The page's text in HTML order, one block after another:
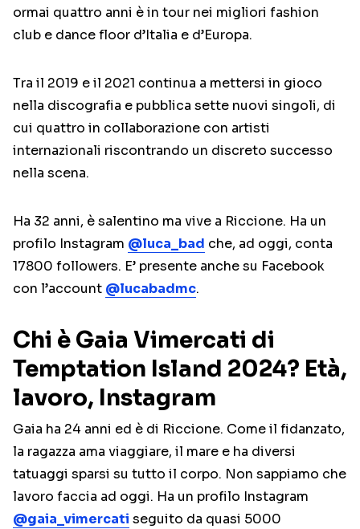
ormai quattro anni è in tour nei migliori fashion
club e dance floor d’Italia e d’Europa.
Tra il 2019 e il 2021 continua a mettersi in gioco
nella discografia e pubblica sette nuovi singoli, di
cui quattro in collaborazione con artisti
internazionali riscontrando un discreto successo
nella scena.
Ha 32 anni, è salentino ma vive a Riccione. Ha un
profilo Instagram @luca_bad che, ad oggi, conta
17800 followers. E’ presente anche su Facebook
con l’account @lucabadmc.
Chi è Gaia Vimercati di
Temptation Island 2024? Età,
lavoro, Instagram
Gaia ha 24 anni ed è di Riccione. Come il fidanzato,
la ragazza ama viaggiare, il mare e ha diversi
tatuaggi sparsi su tutto il corpo. Non sappiamo che
lavoro faccia ad oggi. Ha un profilo Instagram
@gaia_vimercati seguito da quasi 5000